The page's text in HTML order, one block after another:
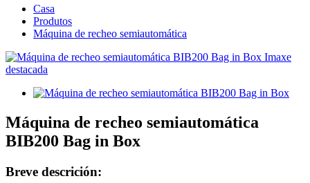
Casa
Produtos
Máquina de recheo semiautomática
Máquina de recheo semiautomática
BIB200 Bag in Box
Breve descrición: